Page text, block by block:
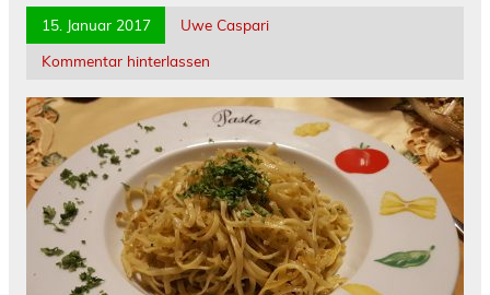
15. Januar 2017
Uwe Caspari
Kommentar hinterlassen